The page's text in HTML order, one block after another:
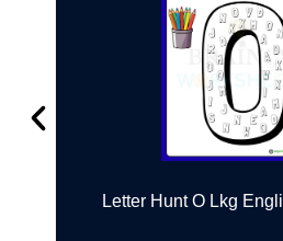
Letter Hunt O Lkg